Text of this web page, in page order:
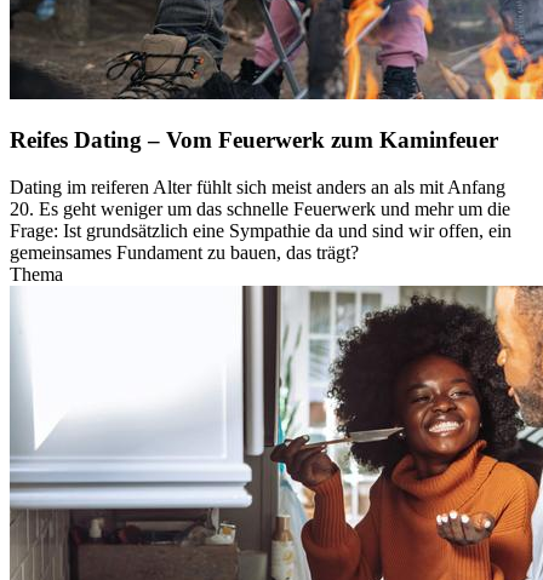
Reifes Dating – Vom Feuerwerk zum Kaminfeuer
Dating im reiferen Alter fühlt sich meist anders an als mit Anfang
20. Es geht weniger um das schnelle Feuerwerk und mehr um die
Frage: Ist grundsätzlich eine Sympathie da und sind wir offen, ein
gemeinsames Fundament zu bauen, das trägt?
Thema